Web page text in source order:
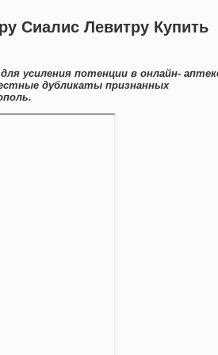
Сиалис Левитру Купить
усиления потенции в онлайн-
дубликаты признанных